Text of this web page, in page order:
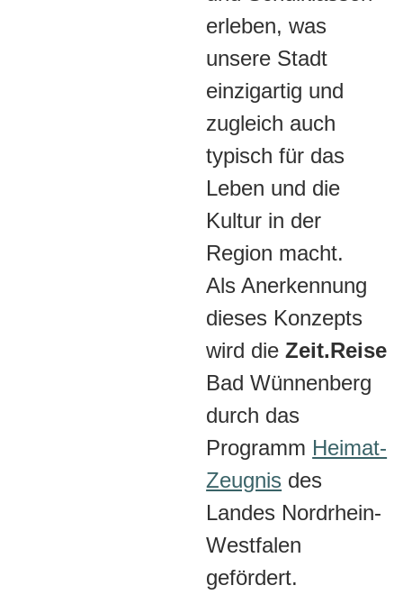
erleben, was
unsere Stadt
einzigartig und
zugleich auch
typisch für das
Leben und die
Kultur in der
Region macht.
Als Anerkennung
dieses Konzepts
wird dieZeit.Reise
Bad Wünnenberg
durch das
Programm Heimat-
Zeugnis des
Landes Nordrhein-
Westfalen
gefördert.